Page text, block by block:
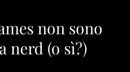
non sono
nerd (o sì?)